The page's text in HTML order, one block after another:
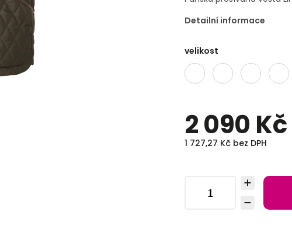
Detailní informace
velikost
2 090 Kč
1 727,27 Kč bez DPH